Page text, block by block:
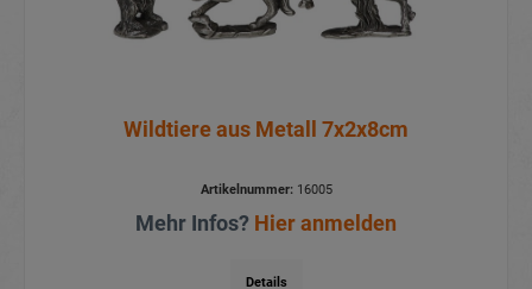
Wildtiere aus Metall 7x2x8cm
Artikelnummer:16005
Mehr Infos? Hier anmelden
Details